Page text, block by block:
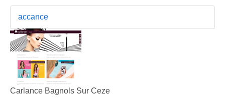
accance
Carlance Bagnols Sur Ceze